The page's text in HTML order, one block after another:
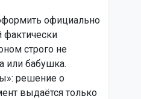
официально
фактически
строго не
или бабушка.
решение о
выдаётся только